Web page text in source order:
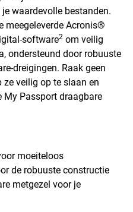
waardevolle bestanden.
meegeleverde Acronis®
software2 om veilig
ondersteund door robuuste
dreigingen. Raak geen
veilig op te slaan en
My Passport draagbare
moeiteloos
de robuuste constructie
metgezel voor je